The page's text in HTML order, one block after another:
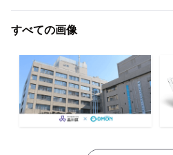
すべての画像